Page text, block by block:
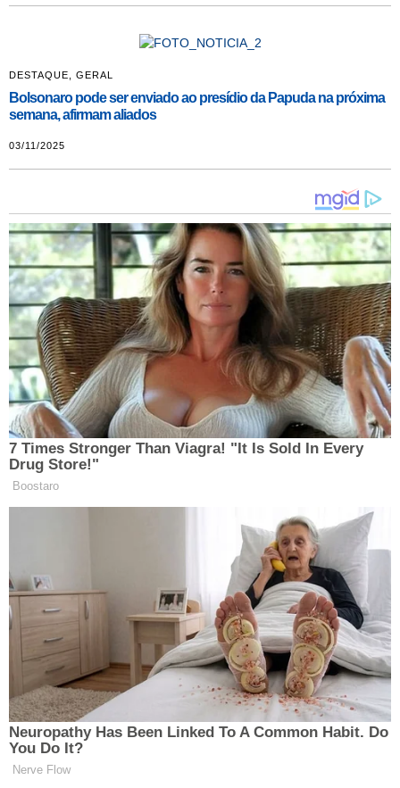
DESTAQUE GERAL
Bolsonaro pode ser enviado ao presídio da Papuda na próxima
semana, afirmam aliados
03/11/2025